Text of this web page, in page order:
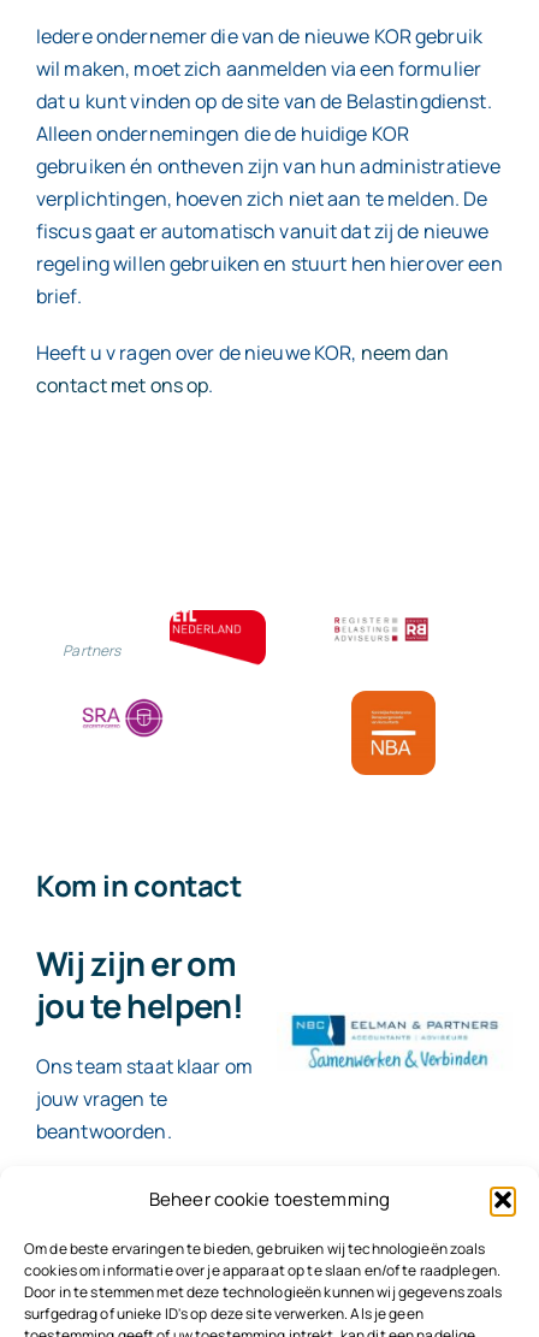
Beheer cookie toestemming
Om de beste ervaringen te bieden, gebruiken wij technologieën zoals
cookies om informatie over je apparaat op te slaan en/of te raadplegen.
Door in te stemmen met deze technologieën kunnen wij gegevens zoals
surfgedrag of unieke ID's op deze site verwerken. Als je geen
Iedere ondernemer die van de nieuwe KOR gebruik
wil maken, moet zich aanmelden via een formulier
dat u kunt vinden op de site van de Belastingdienst.
Alleen ondernemingen die de huidige KOR
gebruiken én ontheven zijn van hun administratieve
verplichtingen, hoeven zich niet aan te melden. De
fiscus gaat er automatisch vanuit dat zij de nieuwe
regeling willen gebruiken en stuurt hen hierover een
brief.
Heeft u v ragen over de nieuwe KOR, neem dan
contact met ons op.
Partners
Kom in contact
Wij zijn er om
jou te helpen!
Ons team staat klaar om
jouw vragen te
beantwoorden.
Contact